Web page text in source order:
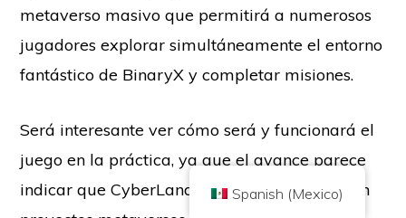
metaverso masivo que permitirá a numerosos
jugadores explorar simultáneamente el entorno
fantástico de BinaryX y completar misiones.
Será interesante ver cómo será y funcionará el
juego en la práctica, ya que el avance parece
indicar que CyberLand pretende competir con
El contenido tiene fines informativos y no es un consejo de inversión. El
rendimiento pasado no es indicativo de resultados futuros. Invertir en
criptodivisas conlleva riesgos.
del Reino Unido y no está sujeta a la protección del Plan de Compensación
de Servicios Financieros del Reino Unido ni al ámbito de jurisdicción del
perderlo en su totalidad. El impuesto sobre las ganancias de capital puede
ser aplicable a los beneficios de las ventas de criptodivisas.
INICIO ACERCA DE POLÍTICA DE PRIVACIDAD CONTACTO
Spanish (Mexico)